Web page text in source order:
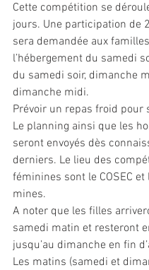
Cette compétition se
jours. Une participation de
sera demandée aux
l’hébergement du samedi
du samedi soir, dimanche
dimanche midi.
Prévoir un repas froid pour
Le planning ainsi que les
seront envoyés dès
derniers. Le lieu des
féminines sont le COSEC et
mines.
A noter que les filles
samedi matin et resteront
jusqu’au dimanche en fin
Les matins (samedi et